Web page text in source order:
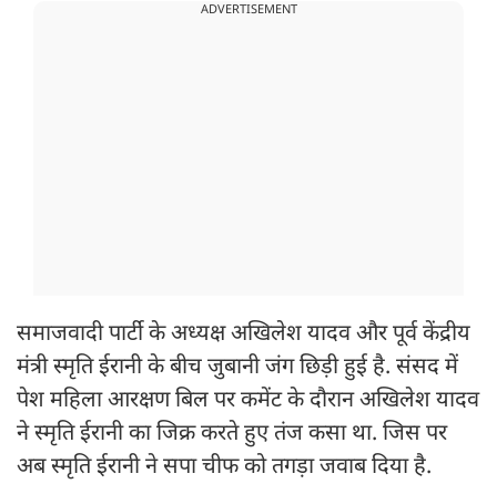
ADVERTISEMENT
समाजवादी पार्टी के अध्यक्ष अखिलेश यादव और पूर्व केंद्रीय
मंत्री स्मृति ईरानी के बीच जुबानी जंग छिड़ी हुई है. संसद में
पेश महिला आरक्षण बिल पर कमेंट के दौरान अखिलेश यादव
ने स्मृति ईरानी का जिक्र करते हुए तंज कसा था. जिस पर
अब स्मृति ईरानी ने सपा चीफ को तगड़ा जवाब दिया है.